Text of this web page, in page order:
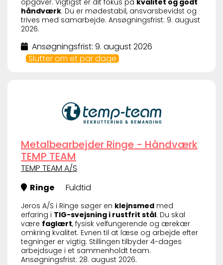
håndværk. Du er mødestabil, ansvarsbevidst og
trives med samarbejde. Ansøgningsfrist: 9. august
2026.
Ansøgningsfrist: 9. august 2026
Slutter om et par dage
Metalbearbejder Ringe - Håndværk
TEMP TEAM
TEMP TEAM A/S
Ringe
Fuldtid
Jeros A/S i Ringe søger en klejnsmed med
erfaring i TIG-svejsning i rustfrit stål. Du skal
være faglært, fysisk velfungerende og ærekær
omkring kvalitet. Evnen til at læse og arbejde efter
tegninger er vigtig. Stillingen tilbyder 4-dages
arbejdsuge i et sammenholdt team.
Ansøgningsfrist: 28. august 2026.